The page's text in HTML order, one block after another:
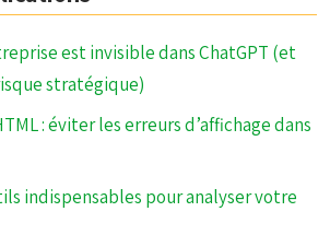
est invisible dans ChatGPT (et
stratégique)
: éviter les erreurs d’affichage dans
indispensables pour analyser votre